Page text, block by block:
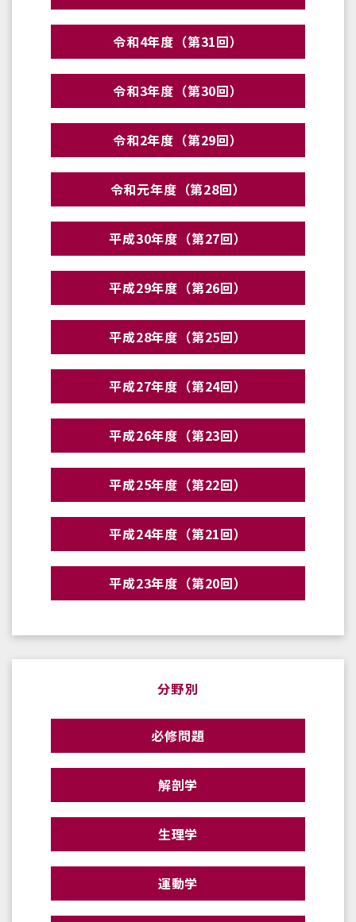
令和4年度（第31回）
令和3年度（第30回）
令和2年度（第29回）
令和元年度（第28回）
平成30年度（第27回）
平成29年度（第26回）
平成28年度（第25回）
平成27年度（第24回）
平成26年度（第23回）
平成25年度（第22回）
平成24年度（第21回）
平成23年度（第20回）
分野別
必修問題
解剖学
生理学
運動学